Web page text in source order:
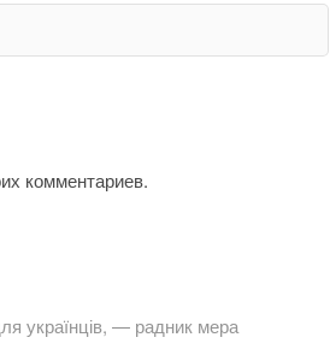
комментариев.
українців, — радник мера